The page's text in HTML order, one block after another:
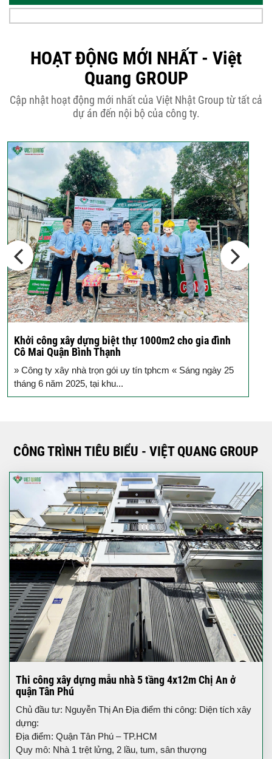
50m2...
Những điều cần biết khi thiết kế nhà
phố 5...
Cập nhật xu thế thiết kế nhà phố 5
tầng...
Các thiết kế nhà phố 2 tầng 110m2
đơn giản,...
HOẠT ĐỘNG MỚI NHẤT - Việt
Quang GROUP
Cập nhật hoạt động mới nhất của Việt Nhật Group từ tất cả
dự án đến nội bộ của công ty.
Khởi công xây dựng biệt thự 1000m2 cho gia đình
Cô Mai Quận Bình Thạnh
» Công ty xây nhà trọn gói uy tín tphcm « Sáng ngày 25
tháng 6 năm 2025, tại khu...
CÔNG TRÌNH TIÊU BIỂU - VIỆT QUANG GROUP
Thi công xây dựng mẫu nhà 5 tầng 4x12m Chị An ở
quận Tân Phú
Chủ đầu tư: Nguyễn Thị An Địa điểm thi công: Diện tích xây
dựng:
Địa điểm: Quận Tân Phú – TP.HCM
Quy mô: Nhà 1 trệt lửng, 2 lầu, tum, sân thượng